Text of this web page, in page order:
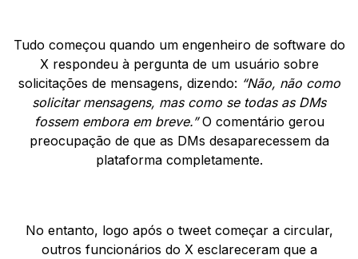
Tudo começou quando um engenheiro de software do
X respondeu à pergunta de um usuário sobre
solicitações de mensagens, dizendo: “Não, não como
solicitar mensagens, mas como se todas as DMs
fossem embora em breve.”O comentário gerou
preocupação de que as DMs desaparecessem da
plataforma completamente.
No entanto, logo após o tweet começar a circular,
outros funcionários do X esclareceram que a